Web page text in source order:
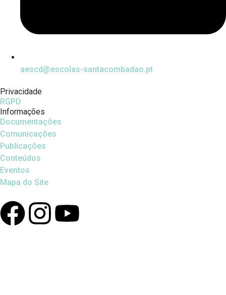
aescd@escolas-santacombadao.pt
Privacidade
RGPD
Informações
Documentações
Comunicações
Publicações
Conteúdos
Eventos
Mapa do Site